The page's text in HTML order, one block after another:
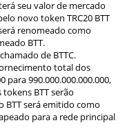
seu valor de mercado
novo token TRC20 BTT
renomeado como
BTT.
de BTTC.
total dos
para 990.000.000.000.000,
tokens BTT serão
BTT será emitido como
para a rede principal